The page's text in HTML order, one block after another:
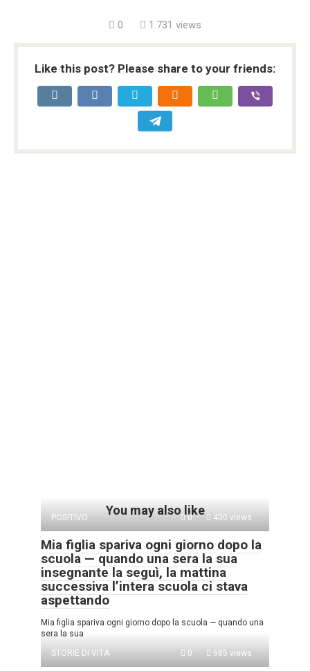
0 1.731 views
Like this post? Please share to your friends:
You may also like
POSITIVO 0 430 views
Mia figlia spariva ogni giorno dopo la
scuola — quando una sera la sua
insegnante la seguì, la mattina
successiva l’intera scuola ci stava
aspettando
Mia figlia spariva ogni giorno dopo la scuola — quando una
sera la sua
STORIE DI VITA
0 685 views